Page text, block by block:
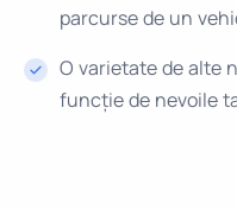
parcurse de un
O varietate de alte
funcție de nevoile